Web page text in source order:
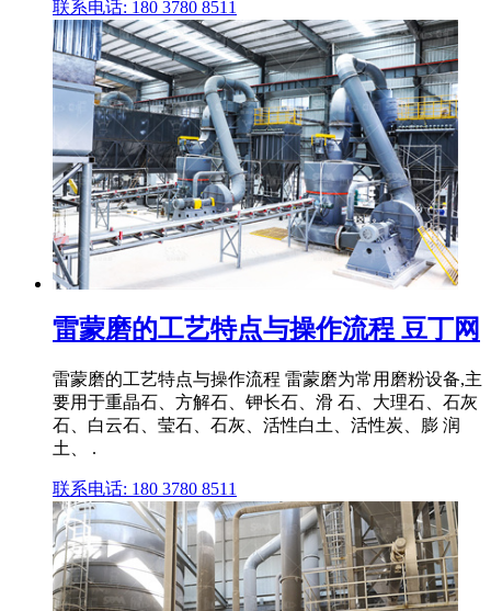
联系电话: 180 3780 8511
雷蒙磨的工艺特点与操作流程 豆丁网
雷蒙磨的工艺特点与操作流程 雷蒙磨为常用磨粉设备,主
要用于重晶石、方解石、钾长石、滑 石、大理石、石灰
石、白云石、莹石、石灰、活性白土、活性炭、膨 润
土、 .
联系电话: 180 3780 8511